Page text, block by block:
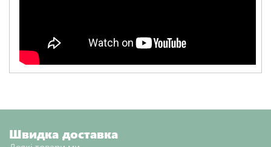
Швидка доставка